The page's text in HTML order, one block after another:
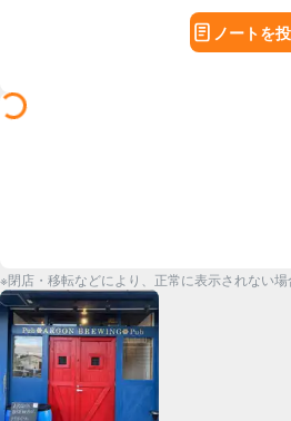
ノートを
※閉店・移転などにより、正常に表示されない